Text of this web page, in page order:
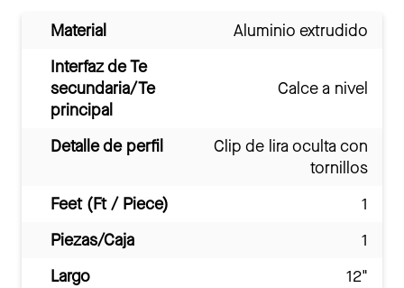
Material
Aluminio extrudido
Interfaz de Te
secundaria/Te
principal
Calce a nivel
Detalle de perfil
Clip de lira oculta con
tornillos
Feet (Ft / Piece)
1
Piezas/Caja
1
Largo
12"